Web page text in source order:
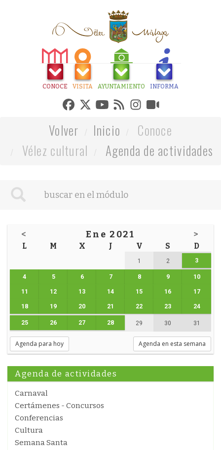
CONOCE VISITA AYUNTAMIENTO INFORMA
Volver Inicio
Conoce
Vélez cultural
Agenda de actividades
< Ene 2021 >
L M X J V S D
1 2 3
4 5 6 7 8 9 10
11 12 13 14 15 16 17
18 19 20 21 22 23 24
25 26 27 28 29 30 31
Agenda para hoy Agenda en esta semana
Agenda de actividades
Carnaval
Certámenes - Concursos
Conferencias
Cultura
Semana Santa